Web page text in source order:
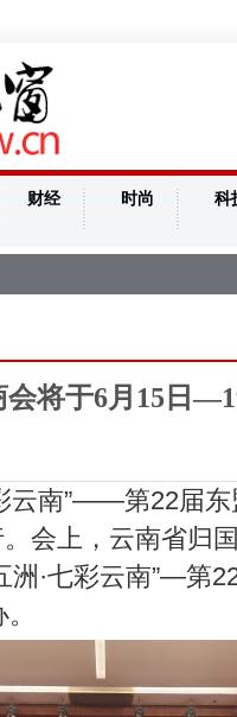
财经 时尚 科
会将于6月15日
云南”——第22届
会上，云南省归
洲·七彩云南”—第